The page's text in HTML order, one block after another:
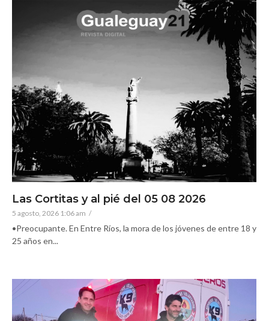
Las Cortitas y al pié del 05 08 2026
5 agosto, 2026 1:06 am /
•Preocupante. En Entre Ríos, la mora de los jóvenes de entre 18 y
25 años en...